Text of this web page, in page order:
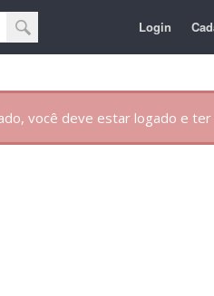
Login
você deve estar logado e ter